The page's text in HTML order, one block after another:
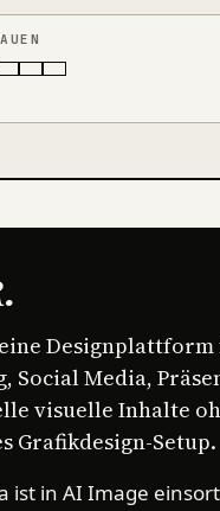
.
Social Media,
visuelle Inhalte
Grafikdesign-Setup.
ist in AI Image